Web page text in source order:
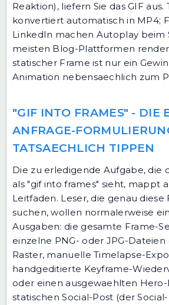
Reaktion), liefern Sie das GIF aus.
konvertiert automatisch in MP4;
LinkedIn machen Autoplay beim
meisten Blog-Plattformen
statischer Frame ist nur ein
Animation nebensaechlich zum
"GIF INTO FRAMES" - DIE
ANFRAGE-
TATSAECHLICH TIPPEN
Die zu erledigende Aufgabe, die
als "gif into frames" sieht, mappt
Leitfaden. Leser, die genau
suchen, wollen normalerweise
Ausgaben: die gesamte Frame-
einzelne PNG- oder JPG-
Raster, manuelle Timelapse-
handgeditierte Keyframe-
oder einen ausgewaehlten
statischen Social-Post (der